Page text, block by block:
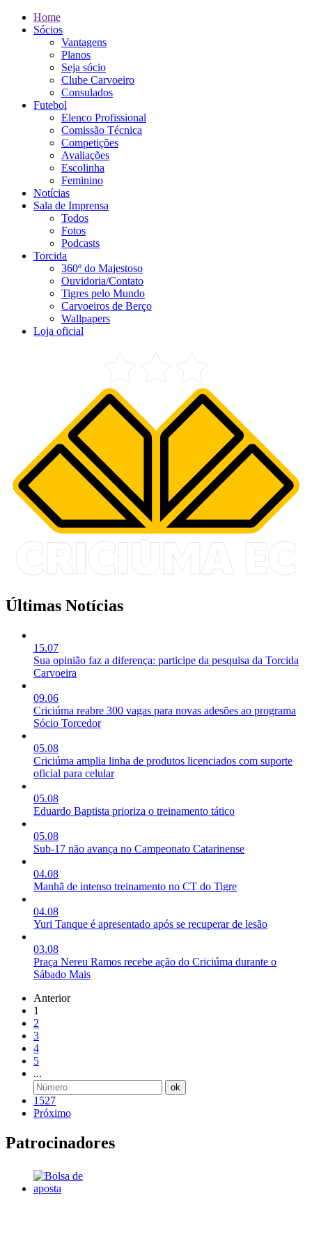
Home
Sócios
Vantagens
Planos
Seja sócio
Clube Carvoeiro
Consulados
Futebol
Elenco Profissional
Comissão Técnica
Competições
Avaliações
Escolinha
Feminino
Notícias
Sala de Imprensa
Todos
Fotos
Podcasts
Torcida
360º do Majestoso
Ouvidoria/Contato
Tigres pelo Mundo
Carvoeiros de Berço
Wallpapers
Loja oficial
Últimas Notícias
15.07
Sua opinião faz a diferença: participe da pesquisa da Torcida
Carvoeira
09.06
Criciúma reabre 300 vagas para novas adesões ao programa
Sócio Torcedor
05.08
Criciúma amplia linha de produtos licenciados com suporte
oficial para celular
05.08
Eduardo Baptista prioriza o treinamento tático
05.08
Sub-17 não avança no Campeonato Catarinense
04.08
Manhã de intenso treinamento no CT do Tigre
04.08
Yuri Tanque é apresentado após se recuperar de lesão
03.08
Praça Nereu Ramos recebe ação do Criciúma durante o
Sábado Mais
Anterior
1
2
3
4
5
...
ok
1527
Próximo
Patrocinadores